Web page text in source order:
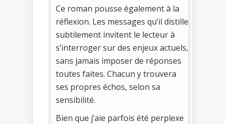
Ce roman pousse également à la
réflexion. Les messages qu’il distille
subtilement invitent le lecteur à
s’interroger sur des enjeux actuels,
sans jamais imposer de réponses
toutes faites. Chacun y trouvera
ses propres échos, selon sa
sensibilité.
Bien que j’aie parfois été perplexe